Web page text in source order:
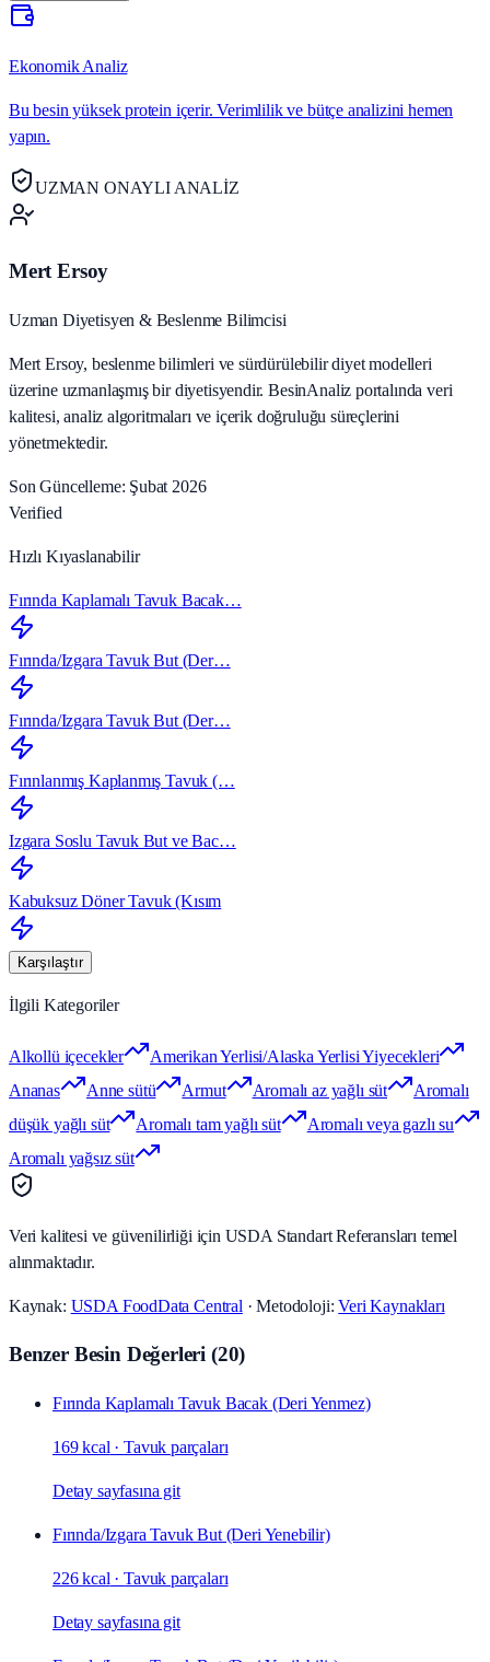
Ekonomik Analiz
Bu besin yüksek protein içerir. Verimlilik ve bütçe analizini hemen
yapın.
UZMAN ONAYLI ANALİZ
Mert Ersoy
Uzman Diyetisyen & Beslenme Bilimcisi
Mert Ersoy, beslenme bilimleri ve sürdürülebilir diyet modelleri
üzerine uzmanlaşmış bir diyetisyendir. BesinAnaliz portalında veri
kalitesi, analiz algoritmaları ve içerik doğruluğu süreçlerini
yönetmektedir.
Son Güncelleme: Şubat 2026
Verified
Hızlı Kıyaslanabilir
Fırında Kaplamalı Tavuk Bacak…
Fırında/Izgara Tavuk But (Der…
Fırında/Izgara Tavuk But (Der…
Fırınlanmış Kaplanmış Tavuk (…
Izgara Soslu Tavuk But ve Bac…
Kabuksuz Döner Tavuk (Kısım
Karşılaştır
İlgili Kategoriler
Alkollü içecekler
Amerikan Yerlisi/Alaska Yerlisi Yiyecekleri
Ananas
Anne sütü Armut Aromalı az yağlı süt
Aromalı
düşük yağlı süt
Aromalı tam yağlı süt
Aromalı veya gazlı su
Aromalı yağsız süt
Veri kalitesi ve güvenilirliği için USDA Standart Referansları temel
alınmaktadır.
Kaynak: USDA FoodData Central · Metodoloji:Veri Kaynakları
Benzer Besin Değerleri (20)
Fırında Kaplamalı Tavuk Bacak (Deri Yenmez)
169 kcal ·Tavuk parçaları
Detay sayfasına git
Fırında/Izgara Tavuk But (Deri Yenebilir)
226 kcal ·Tavuk parçaları
Detay sayfasına git